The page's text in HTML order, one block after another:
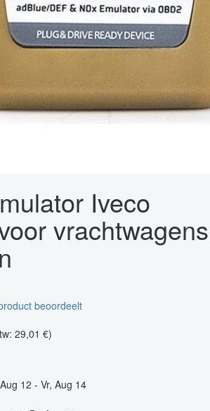
Iveco
vrachtwagens
beoordeelt
29,01 €)
12 - Vr, Aug 14